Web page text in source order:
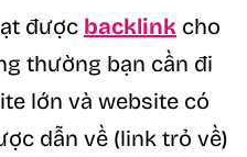
được backlink cho
thường bạn cần đi
lớn và website có
dẫn về (link trỏ về)